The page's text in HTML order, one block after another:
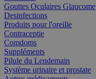
Gouttes Oculaires Glaucome
Desinfections
Produits pour l'oreille
Contraceptie
Comdoms
Suppléments
Pilule du Lendemain
Système urinaire et prostate